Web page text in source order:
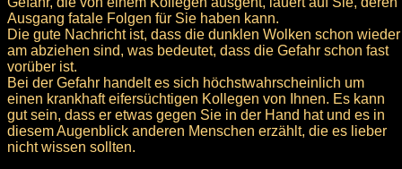
Ausgang fatale Folgen für Sie haben kann.
Die gute Nachricht ist, dass die dunklen Wolken schon wieder
am abziehen sind, was bedeutet, dass die Gefahr schon fast
vorüber ist.
Bei der Gefahr handelt es sich höchstwahrscheinlich um
einen krankhaft eifersüchtigen Kollegen von Ihnen. Es kann
gut sein, dass er etwas gegen Sie in der Hand hat und es in
diesem Augenblick anderen Menschen erzählt, die es lieber
nicht wissen sollten.